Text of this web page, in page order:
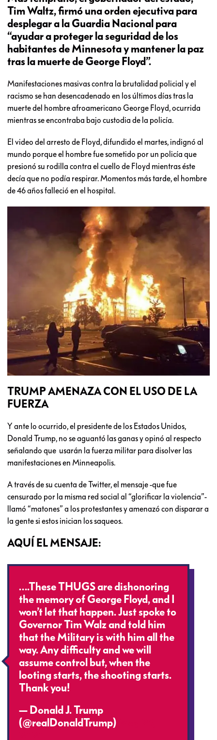
Tim Waltz, firmó una orden ejecutiva para
desplegar a la Guardia Nacional para
“ayudar a proteger la seguridad de los
habitantes de Minnesota y mantener la paz
tras la muerte de George Floyd”.
Manifestaciones masivas contra la brutalidad policial y el
racismo se han desencadenado en los últimos días tras la
muerte del hombre afroamericano George Floyd, ocurrida
mientras se encontraba bajo custodia de la policía.
El video del arresto de Floyd, difundido el martes, indignó al
mundo porque el hombre fue sometido por un policía que
presionó su rodilla contra el cuello de Floyd mientras éste
decía que no podía respirar. Momentos más tarde, el hombre
de 46 años falleció en el hospital.
TRUMP AMENAZA CON EL USO DE LA
FUERZA
Y ante lo ocurrido, el presidente de los Estados Unidos,
Donald Trump, no se aguantó las ganas y opinó al respecto
señalando que usarán la fuerza militar para disolver las
manifestaciones en Minneapolis.
A través de su cuenta de Twitter, el mensaje -que fue
censurado por la misma red social al “glorificar la violencia”-
llamó “matones” a los protestantes y amenazó con disparar a
la gente si estos inician los saqueos.
AQUÍ EL MENSAJE:
….These THUGS are dishonoring
the memory of George Floyd, and I
won’t let that happen. Just spoke to
Governor Tim Walz and told him
that the Military is with him all the
way. Any difficulty and we will
assume control but, when the
looting starts, the shooting starts.
Thank you!
— Donald J. Trump
(@realDonaldTrump)